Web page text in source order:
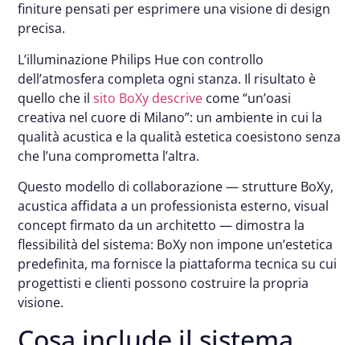
finiture pensati per esprimere una visione di design
precisa.
L’illuminazione Philips Hue con controllo
dell’atmosfera completa ogni stanza. Il risultato è
quello che ilsito BoXy descrive come “un’oasi
creativa nel cuore di Milano”: un ambiente in cui la
qualità acustica e la qualità estetica coesistono senza
che l’una comprometta l’altra.
Questo modello di collaborazione — strutture BoXy,
acustica affidata a un professionista esterno, visual
concept firmato da un architetto — dimostra la
flessibilità del sistema: BoXy non impone un’estetica
predefinita, ma fornisce la piattaforma tecnica su cui
progettisti e clienti possono costruire la propria
visione.